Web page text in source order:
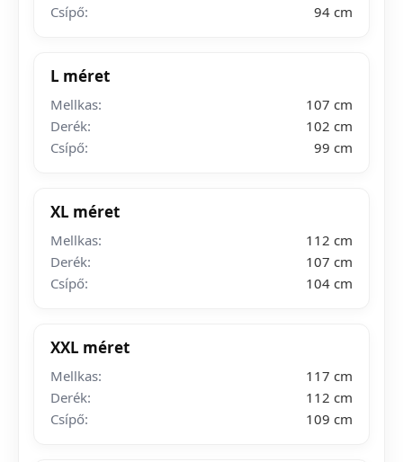
Csípő:
94 cm
L méret
Mellkas:
107 cm
Derék:
102 cm
Csípő:
99 cm
XL méret
Mellkas:
112 cm
Derék:
107 cm
Csípő:
104 cm
XXL méret
Mellkas:
117 cm
Derék:
112 cm
Csípő:
109 cm